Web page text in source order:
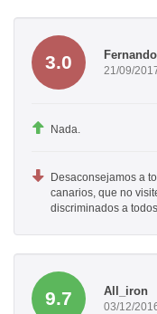
3.0 21/09/
Nada.
Desaconsejamos a
canarios, que no
discriminados a
9.7 All_iron
03/12/